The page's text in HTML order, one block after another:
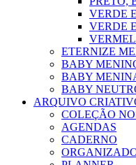
VERDE
VERDE
ETERNIZE
BABY
BABY
BABY
ARQUIVO
COLEÇÃO
AGENDAS
CADERNO